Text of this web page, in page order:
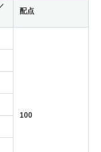
配点
100